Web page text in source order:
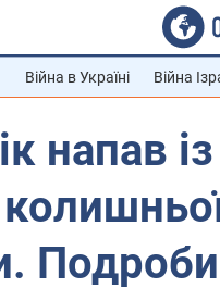
Війна в Україні Війна
напав